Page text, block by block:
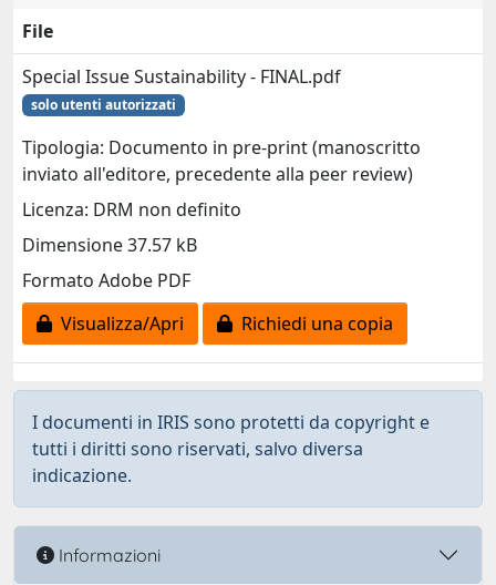
File
Special Issue Sustainability - FINAL.pdf
solo utenti autorizzati
Tipologia: Documento in pre-print (manoscritto
inviato all'editore, precedente alla peer review)
Licenza: DRM non definito
Dimensione 37.57 kB
Formato Adobe PDF
Visualizza/Apri
Richiedi una copia
I documenti in IRIS sono protetti da copyright e
tutti i diritti sono riservati, salvo diversa
indicazione.
Informazioni